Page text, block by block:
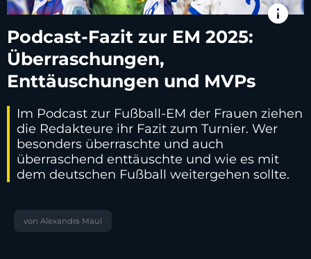
info
Podcast-Fazit zur EM 2025:
Überraschungen,
Enttäuschungen und MVPs
Im Podcast zur Fußball-EM der Frauen ziehen
die Redakteure ihr Fazit zum Turnier. Wer
besonders überraschte und auch
überraschend enttäuschte und wie es mit
dem deutschen Fußball weitergehen sollte.
von Alexandra Maul